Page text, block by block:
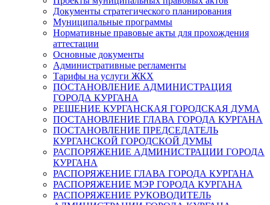
Документы стратегического планирования
Муниципальные программы
Нормативные правовые акты для прохождения
аттестации
Основные документы
Административные регламенты
Тарифы на услуги ЖКХ
ПОСТАНОВЛЕНИЕ АДМИНИСТРАЦИЯ
ГОРОДА КУРГАНА
РЕШЕНИЕ КУРГАНСКАЯ ГОРОДСКАЯ ДУМА
ПОСТАНОВЛЕНИЕ ГЛАВА ГОРОДА КУРГАНА
ПОСТАНОВЛЕНИЕ ПРЕДСЕДАТЕЛЬ
КУРГАНСКОЙ ГОРОДСКОЙ ДУМЫ
РАСПОРЯЖЕНИЕ АДМИНИСТРАЦИИ ГОРОДА
КУРГАНА
РАСПОРЯЖЕНИЕ ГЛАВА ГОРОДА КУРГАНА
РАСПОРЯЖЕНИЕ МЭР ГОРОДА КУРГАНА
РАСПОРЯЖЕНИЕ РУКОВОДИТЕЛЬ